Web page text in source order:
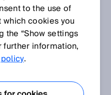
være en lille tysk
nu at være en global
Hvordan
to the use of
cookies you
the “Show settings
further information,
.